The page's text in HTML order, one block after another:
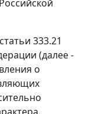
333.21
(далее -
о